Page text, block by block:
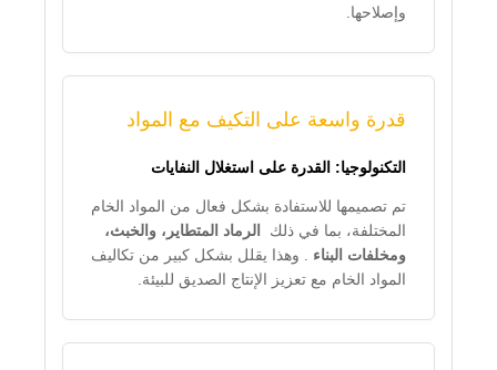
وإصلاحها.
قدرة واسعة على التكيف مع المواد
التكنولوجيا: القدرة على استغلال النفايات
تم تصميمها للاستفادة بشكل فعال من المواد الخام
المختلفة، بما في ذلك
الرماد المتطاير، والخبث،
ومخلفات البناء
. وهذا يقلل بشكل كبير من تكاليف
المواد الخام مع تعزيز الإنتاج الصديق للبيئة.